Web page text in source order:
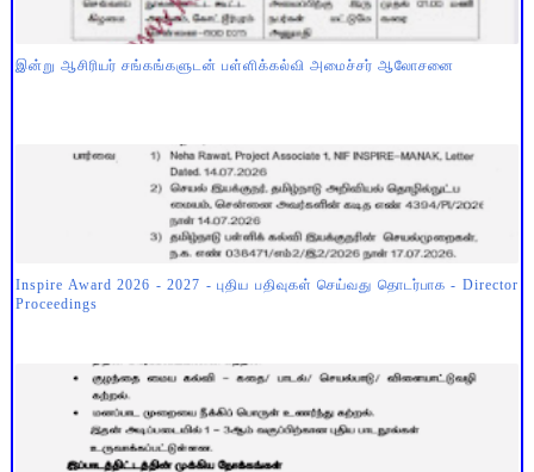
இன்று ஆசிரியர் சங்கங்களுடன் பள்ளிக்கல்வி அமைச்சர் ஆலோசனை
Inspire Award 2026 - 2027 - புதிய பதிவுகள் செய்வது தொடர்பாக - Director
Proceedings